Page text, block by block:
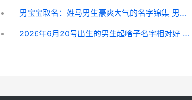
男宝宝取名：姓马男生豪爽大气的名字锦集 男宝宝取名姓谢两个字大全
2026年6月20号出生的男生起啥子名字相对好 2026年6月20日是农历几月几日